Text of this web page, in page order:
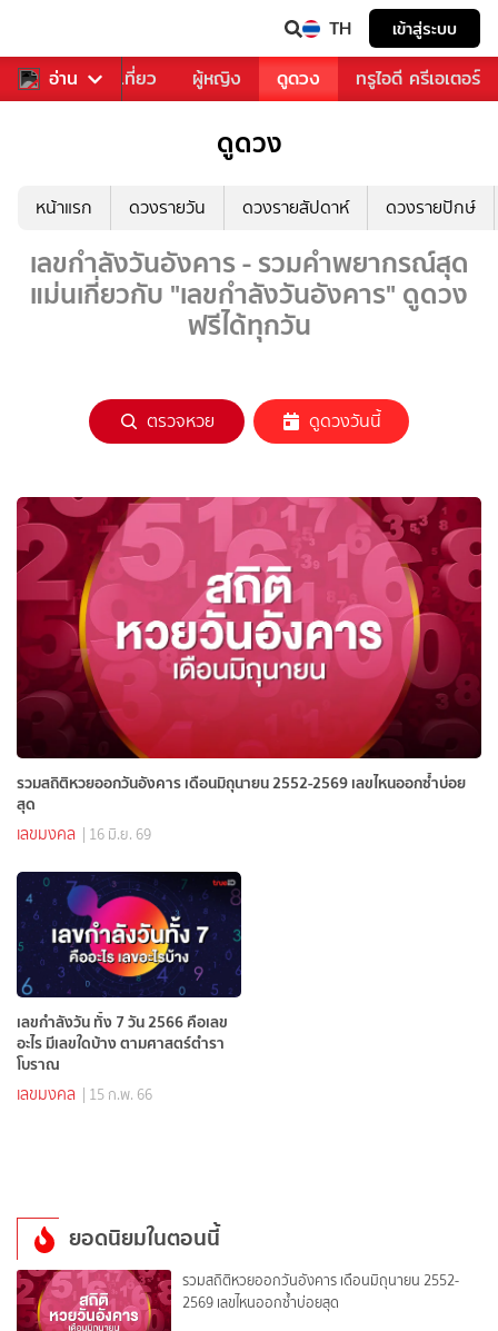
TH เข้าสู่ระบบ
อ่าน
อาหาร ท่องเที่ยว ผู้หญิง ดูดวง ทรูไอดี ครีเอเตอร์
ดูดวง
หน้าแรก ดวงรายวัน ดวงรายสัปดาห์ ดวงรายปักษ์
เลขกำลังวันอังคาร - รวมคำพยากรณ์สุด
แม่นเกี่ยวกับ "เลขกำลังวันอังคาร" ดูดวง
ฟรีได้ทุกวัน
ตรวจหวย ดูดวงวันนี้
รวมสถิติหวยออกวันอังคาร เดือนมิถุนายน 2552-2569 เลขไหนออกซ้ำบ่อย
สุด
เลขมงคล | 16 มิ.ย. 69
เลขกำลังวัน ทั้ง 7 วัน 2566 คือเลข
อะไร มีเลขใดบ้าง ตามศาสตร์ตำรา
โบราณ
เลขมงคล | 15 ก.พ. 66
ยอดนิยมในตอนนี้
รวมสถิติหวยออกวันอังคาร เดือนมิถุนายน 2552-
2569 เลขไหนออกซ้ำบ่อยสุด